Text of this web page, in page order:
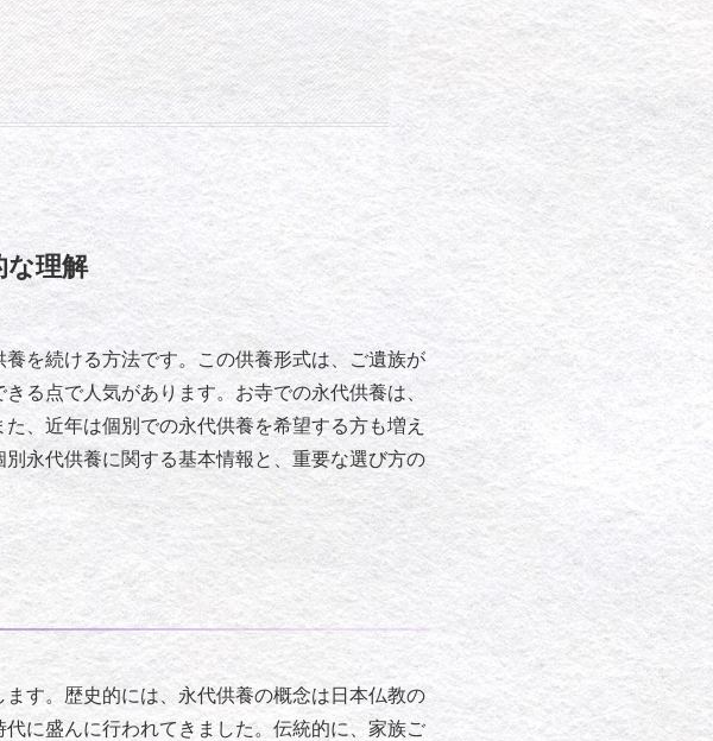
な理解
を続ける方法です。この供養形式は、ご遺族が
る点で人気があります。お寺での永代供養は、
、近年は個別での永代供養を希望する方も増え
永代供養に関する基本情報と、重要な選び方の
す。歴史的には、永代供養の概念は日本仏教の
に盛んに行われてきました。伝統的に、家族ご